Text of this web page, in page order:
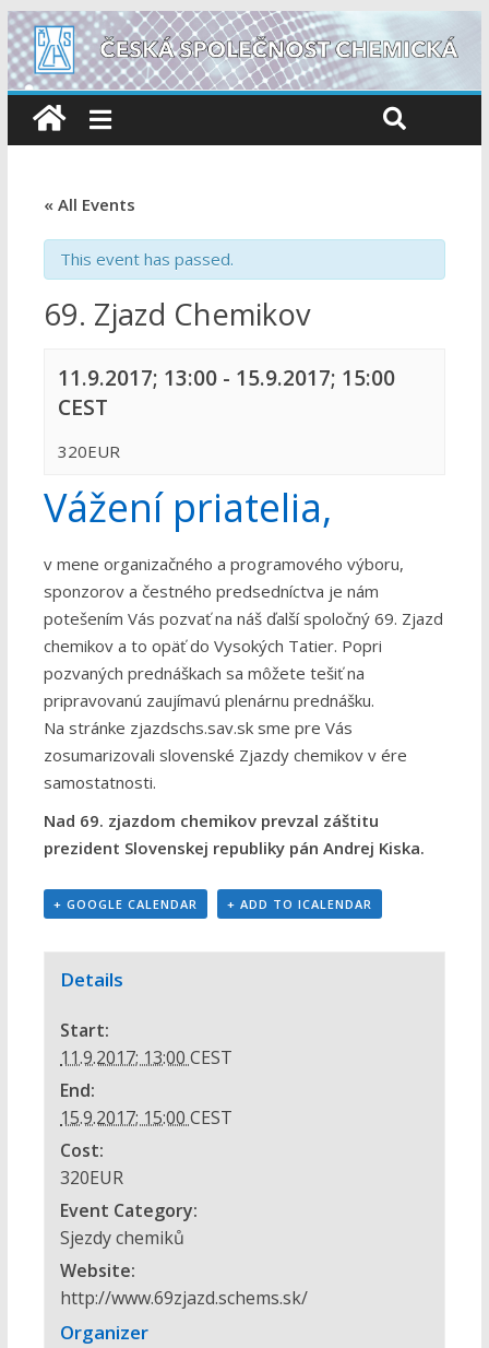
« All Events
This event has passed.
69. Zjazd Chemikov
11.9.2017; 13:00- 15.9.2017; 15:00
CEST
320EUR
Vážení priatelia,
v mene organizačného a programového výboru,
sponzorov a čestného predsedníctva je nám
potešením Vás pozvať na náš ďalší spoločný 69. Zjazd
chemikov a to opäť do Vysokých Tatier. Popri
pozvaných prednáškach sa môžete tešiť na
pripravovanú zaujímavú plenárnu prednášku.
Na stránke zjazdschs.sav.sksme pre Vás
zosumarizovali slovenské Zjazdy chemikov v ére
samostatnosti.
Nad 69. zjazdom chemikov prevzal záštitu
prezident Slovenskej republiky pán Andrej Kiska.
+ GOOGLE CALENDAR + ADD TO ICALENDAR
Details
Start:
11.9.2017; 13:00CEST
End:
15.9.2017; 15:00CEST
Cost:
320EUR
Event Category:
Sjezdy chemiků
Website:
http://www.69zjazd.schems.sk/
Organizer